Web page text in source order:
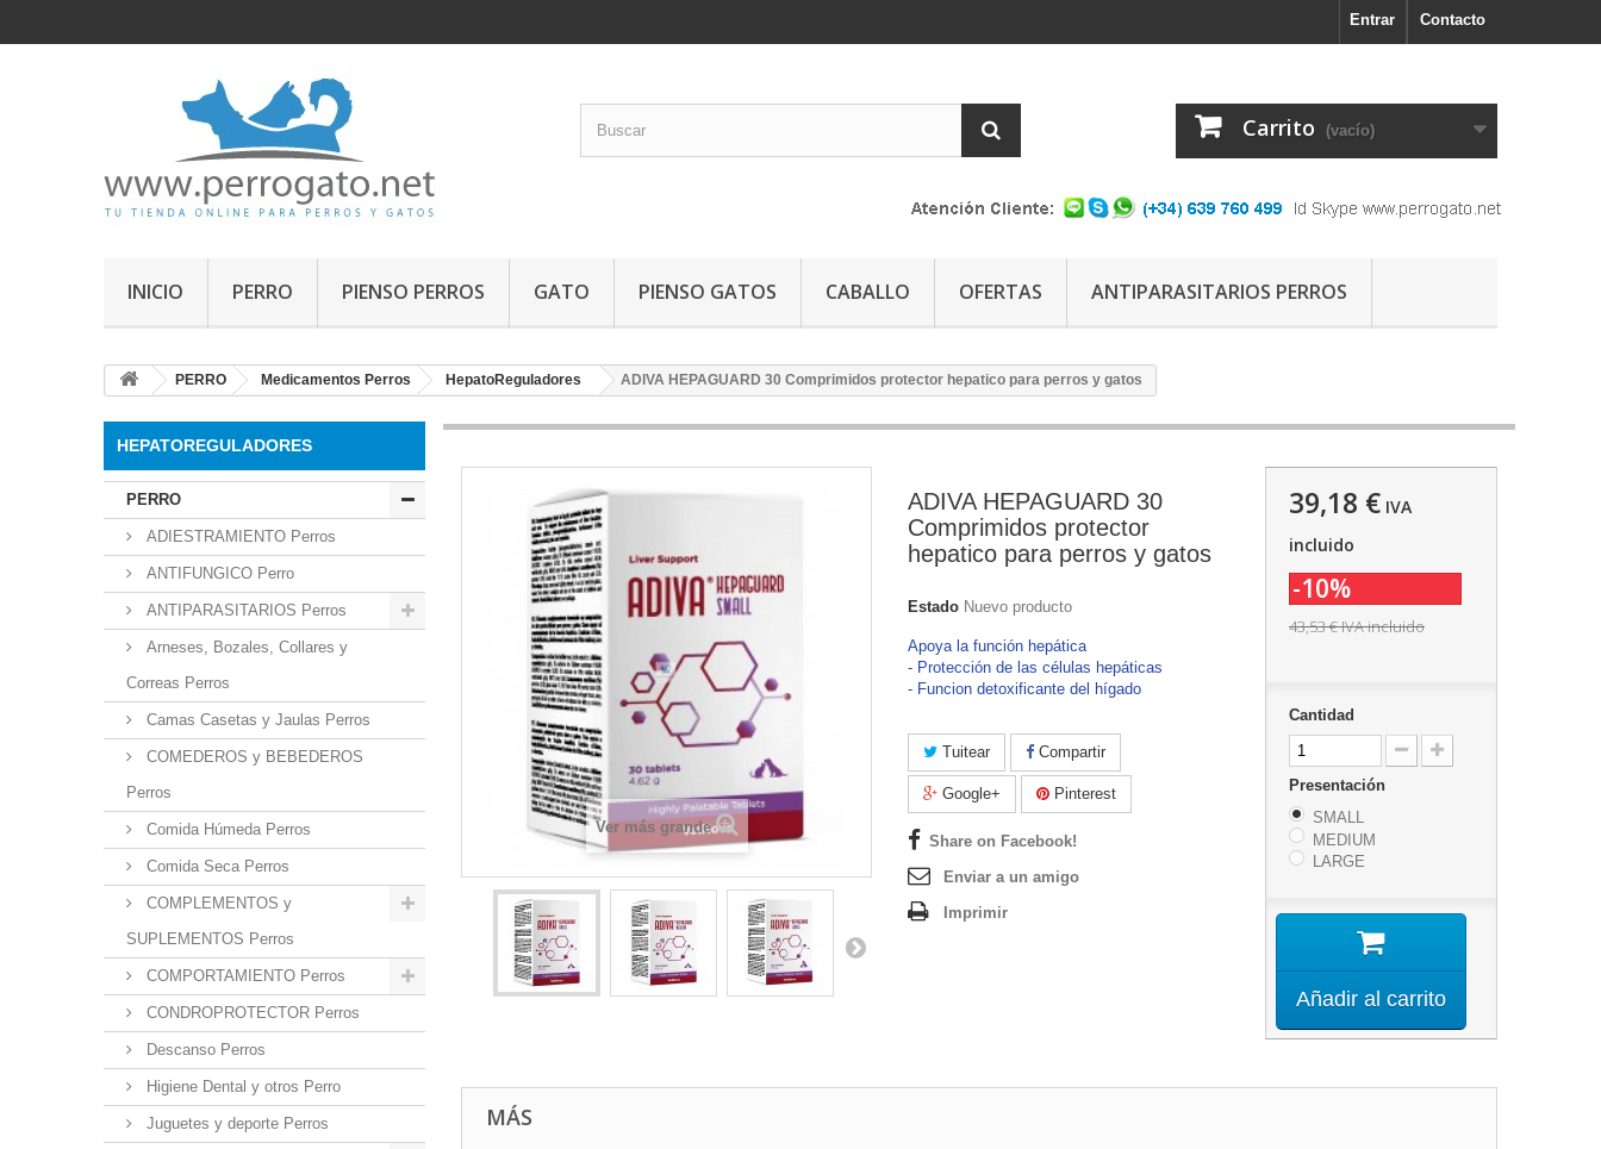
Contacto
Entrar
Carrito (vacío)
INICIO PERRO PIENSO PERROS GATO PIENSO GATOS CABALLO OFERTAS ANTIPARASITARIOS PERROS
PERRO Medicamentos Perros HepatoReguladores ADIVA HEPAGUARD 30 Comprimidos protector hepatico para perros y gatos
HEPATOREGULADORES
PERRO
ADIESTRAMIENTO Perros
ANTIFUNGICO Perro
ANTIPARASITARIOS Perros
Arneses, Bozales, Collares y
Correas Perros
Camas Casetas y Jaulas Perros
COMEDEROS y BEBEDEROS
Perros
Comida Húmeda Perros
Comida Seca Perros
COMPLEMENTOS y
SUPLEMENTOS Perros
COMPORTAMIENTO Perros
CONDROPROTECTOR Perros
Descanso Perros
Higiene Dental y otros Perro
Juguetes y deporte Perros
Ver más grande
ADIVA HEPAGUARD 30
Comprimidos protector
hepatico para perros y gatos
Estado Nuevo producto
Apoya la función hepática
- Protección de las células hepáticas
- Funcion detoxificante del hígado
Tuitear Compartir
Google+ Pinterest
Share on Facebook!
Enviar a un amigo
Imprimir
39,18 €IVA
incluido
-10%
43,53 €IVA incluido
Cantidad
Presentación
SMALL
MEDIUM
LARGE
Añadir al carrito
MÁS